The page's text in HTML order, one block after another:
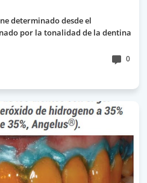
determinado desde el
por la tonalidad de la dentina
0